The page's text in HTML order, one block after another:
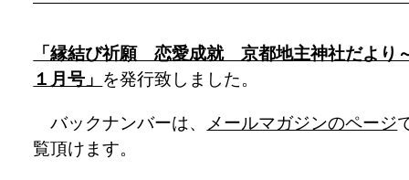
「縁結び祈願 恋愛成就 京都地主神社だより
１月号」 を発行致しました。
バックナンバーは、 メールマガジンのページ
覧頂けます。